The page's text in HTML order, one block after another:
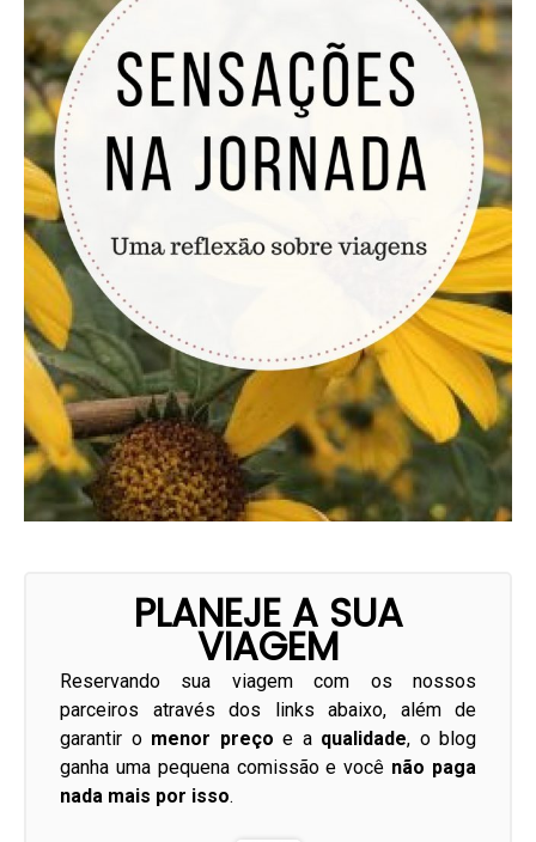
PLANEJE A SUA
VIAGEM
Reservando sua viagem com os nossos
parceiros através dos links abaixo, além de
garantir o menor preço e a qualidade, o blog
ganha uma pequena comissão e você não paga
nada mais por isso.